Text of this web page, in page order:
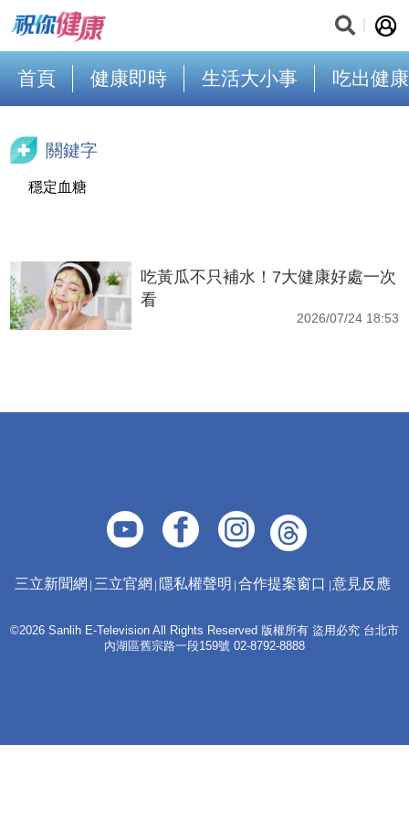
首頁 健康即時 生活大小事 吃出健康
關鍵字
穩定血糖
吃黃瓜不只補水！7大健康好處一次
看
2026/07/24 18:53
三立新聞網 三立官網 隱私權聲明 合作提案窗口 意見反應
©2026 Sanlih E-Television All Rights Reserved 版權所有 盜用必究 台北市
內湖區舊宗路一段159號 02-8792-8888